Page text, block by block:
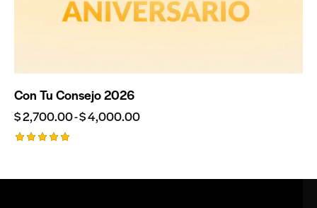
Con Tu Consejo 2026
$2,700.00-$4,000.00